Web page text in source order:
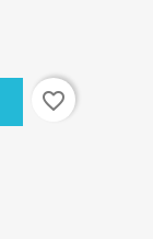
favorite_border